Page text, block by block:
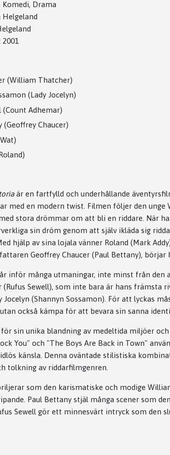
Komedi, Drama
Helgeland
2001
(William Thatcher)
(Lady Jocelyn)
(Count Adhemar)
(Geoffrey Chaucer)
är en fartfylld och underhållande
med en modern twist. Filmen följer den unge
stora drömmar om att bli en riddare. När
sin dröm genom att själv ikläda sig
hjälp av sina lojala vänner Roland (Mark
Geoffrey Chaucer (Paul Bettany), börjar
inför många utmaningar, inte minst från den
(Rufus Sewell), som inte bara är hans främsta
Jocelyn (Shannyn Sossamon). För att lyckas
också kämpa för att bevara sin sanna
sin unika blandning av medeltida miljöer
You" och "The Boys Are Back in Town"
känsla. Denna oväntade stilistiska
tolkning av riddarfilmgenren.
som den karismatiske och modige
Paul Bettany stjäl många scener som
Sewell gör ett minnesvärt intryck som den